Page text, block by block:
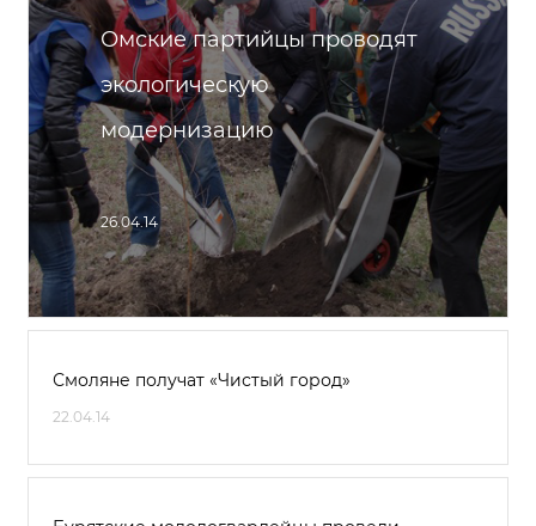
Омские партийцы проводят
экологическую
модернизацию
26.04.14
Смоляне получат «Чистый город»
22.04.14